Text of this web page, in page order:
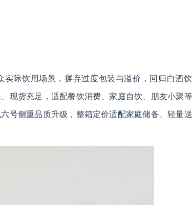
际饮用场景，摒弃过度包装与溢价，回归白酒
现货充足，适配餐饮消费、家庭自饮、朋友小聚
号侧重品质升级，整箱定价适配家庭储备、轻量